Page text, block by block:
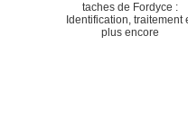
taches de Fordyce :
Identification, traitement
plus encore